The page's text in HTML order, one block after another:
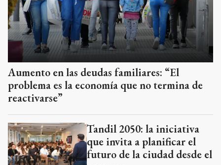
Aumento en las deudas familiares: “El
problema es la economía que no termina de
reactivarse”
Tandil 2050: la iniciativa
que invita a planificar el
futuro de la ciudad desde el